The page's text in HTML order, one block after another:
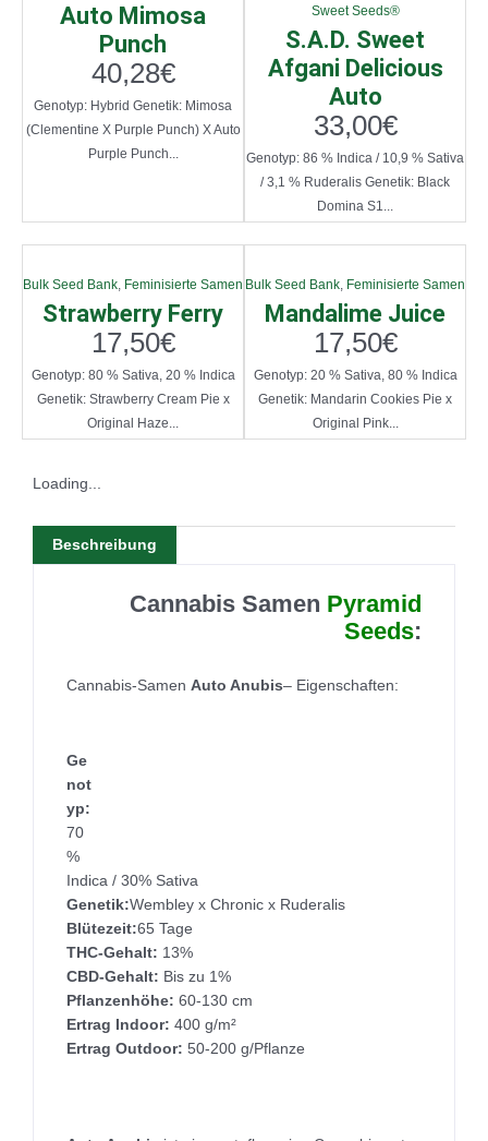
Auto Mimosa
Punch
40,28€
Genotyp: Hybrid Genetik: Mimosa
(Clementine X Purple Punch) X Auto
Purple Punch...
Sweet Seeds®
S.A.D. Sweet
Afgani Delicious
Auto
33,00€
Genotyp: 86 % Indica / 10,9 % Sativa
/ 3,1 % Ruderalis Genetik: Black
Domina S1...
Bulk Seed Bank, Feminisierte Samen
Strawberry Ferry
17,50€
Genotyp: 80 % Sativa, 20 % Indica
Genetik: Strawberry Cream Pie x
Original Haze...
Bulk Seed Bank, Feminisierte Samen
Mandalime Juice
17,50€
Genotyp: 20 % Sativa, 80 % Indica
Genetik: Mandarin Cookies Pie x
Original Pink...
Loading...
Beschreibung
Cannabis Samen Pyramid
Seeds:
Cannabis-Samen Auto Anubis– Eigenschaften:
Ge
not
yp:
70
%
Indica / 30% Sativa
Genetik:Wembley x Chronic x Ruderalis
Blütezeit:65 Tage
THC-Gehalt: 13%
CBD-Gehalt: Bis zu 1%
Pflanzenhöhe: 60-130 cm
Ertrag Indoor: 400 g/m²
Ertrag Outdoor: 50-200 g/Pflanze